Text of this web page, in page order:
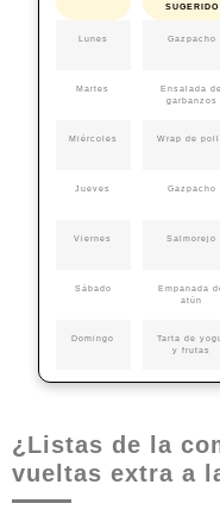
SUGERIDO
Lunes Gazpacho
Martes
Ensalada de
garbanzos
Miércoles Wrap de
Jueves Gazpacho
Viernes Salmorejo
Sábado
Empanada
atún
Domingo
Tarta de
y frutas
¿Listas de la
vueltas extra a